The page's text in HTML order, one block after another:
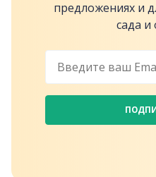
предложениях и
сада и